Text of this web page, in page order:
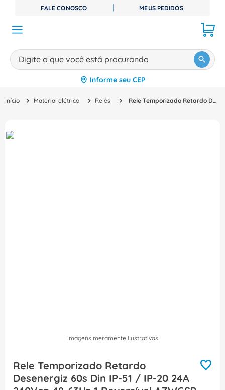
FALE CONOSCO MEUS PEDIDOS
Digite o que você está procurando
Informe seu CEP
Material elétrico Relés Rele Temporizado Retardo Desenergiz 60s Din IP-51 / IP-20 24A 240Vca 48-63Hz 1 Reversível AZWGSP Coel
Imagens meramente ilustrativas
Rele Temporizado Retardo
Desenergiz 60s Din IP-51 / IP-20 24A
TERMOS MAIS BUSCADOS
º disjuntor